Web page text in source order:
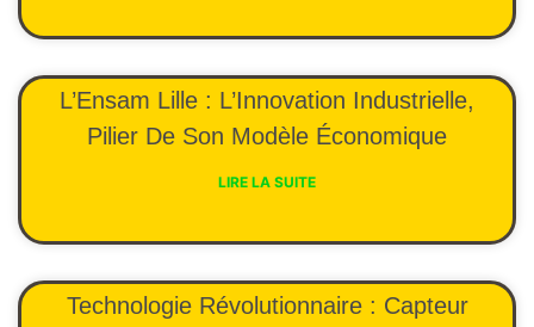
L’Ensam Lille : L’Innovation Industrielle,
Pilier De Son Modèle Économique
LIRE LA SUITE
Technologie Révolutionnaire : Capteur